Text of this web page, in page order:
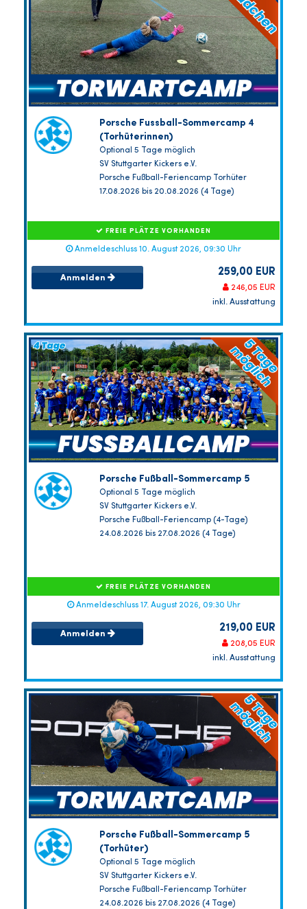
Porsche Fussball-Sommercamp 4
(Torhüterinnen)
Optional 5 Tage möglich
SV Stuttgarter Kickers e.V.
Porsche Fußball-Feriencamp Torhüter
17.08.2026 bis 20.08.2026 (4 Tage)
FREIE PLÄTZE VORHANDEN
Anmeldeschluss 10. August 2026, 09:30 Uhr
Anmelden 259,00 EUR
246,05 EUR
inkl. Ausstattung
Porsche Fußball-Sommercamp 5
Optional 5 Tage möglich
SV Stuttgarter Kickers e.V.
Porsche Fußball-Feriencamp (4-Tage)
24.08.2026 bis 27.08.2026 (4 Tage)
FREIE PLÄTZE VORHANDEN
Anmeldeschluss 17. August 2026, 09:30 Uhr
Anmelden 219,00 EUR
208,05 EUR
inkl. Ausstattung
Porsche Fußball-Sommercamp 5
(Torhüter)
Optional 5 Tage möglich
SV Stuttgarter Kickers e.V.
Porsche Fußball-Feriencamp Torhüter
24.08.2026 bis 27.08.2026 (4 Tage)